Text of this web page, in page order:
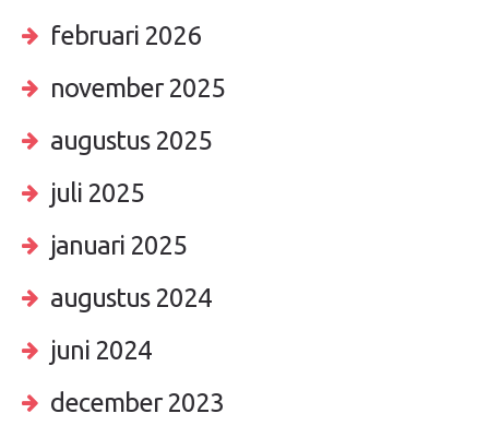
februari 2026
november 2025
augustus 2025
juli 2025
januari 2025
augustus 2024
juni 2024
december 2023